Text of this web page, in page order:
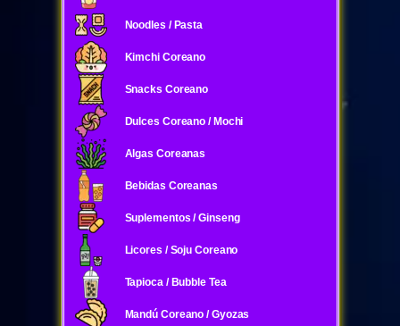
Noodles / Pasta
Kimchi Coreano
Snacks Coreano
Dulces Coreano / Mochi
Algas Coreanas
Bebidas Coreanas
Suplementos / Ginseng
Licores / Soju Coreano
Tapioca / Bubble Tea
Mandú Coreano / Gyozas